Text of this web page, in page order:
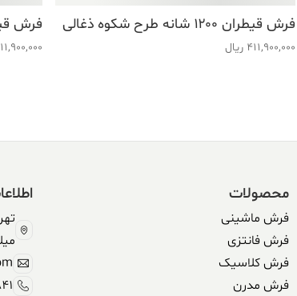
فرش قیطران ۱۲۰۰ شانه طرح شکوه ذغالی
411,900,000 ریال
فرش قیطران ۱۲۰۰
محصولات
فرش ماشینی
فرش فانتزی
فرش کلاسیک
فرش مدرن